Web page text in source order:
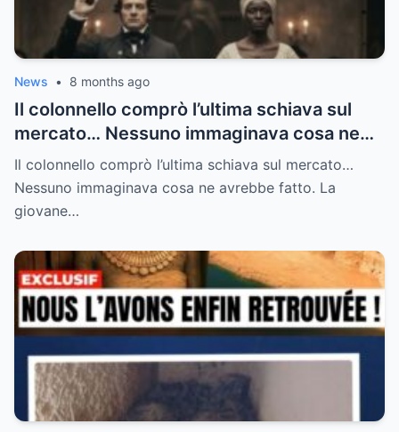
News • 8 months ago
Il colonnello comprò l’ultima schiava sul
mercato… Nessuno immaginava cosa ne
avrebbe fatto.
Il colonnello comprò l’ultima schiava sul mercato…
Nessuno immaginava cosa ne avrebbe fatto. La
giovane…